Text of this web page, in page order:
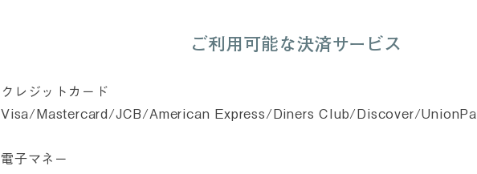
ご利用可能な決済サービス
クレジットカード
Visa/Mastercard/JCB/American Express/Diners Club/Discover/UnionPay
電子マネー